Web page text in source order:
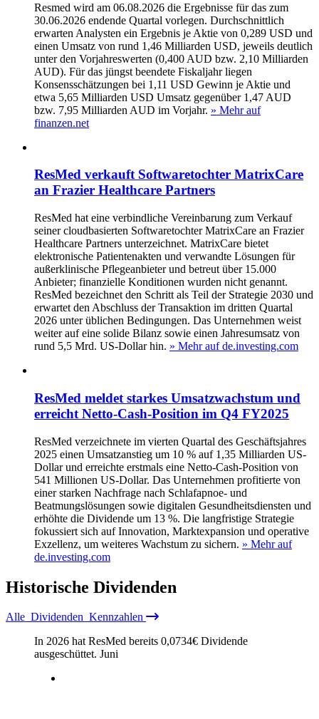
Resmed wird am 06.08.2026 die Ergebnisse für das zum
30.06.2026 endende Quartal vorlegen. Durchschnittlich
erwarten Analysten ein Ergebnis je Aktie von 0,289 USD und
einen Umsatz von rund 1,46 Milliarden USD, jeweils deutlich
unter den Vorjahreswerten (0,400 AUD bzw. 2,10 Milliarden
AUD). Für das jüngst beendete Fiskaljahr liegen
Konsensschätzungen bei 1,11 USD Gewinn je Aktie und
etwa 5,65 Milliarden USD Umsatz gegenüber 1,47 AUD
bzw. 7,95 Milliarden AUD im Vorjahr. » Mehr auf
finanzen.net
ResMed verkauft Softwaretochter MatrixCare
an Frazier Healthcare Partners
ResMed hat eine verbindliche Vereinbarung zum Verkauf
seiner cloudbasierten Softwaretochter MatrixCare an Frazier
Healthcare Partners unterzeichnet. MatrixCare bietet
elektronische Patientenakten und verwandte Lösungen für
außerklinische Pflegeanbieter und betreut über 15.000
Anbieter; finanzielle Konditionen wurden nicht genannt.
ResMed bezeichnet den Schritt als Teil der Strategie 2030 und
erwartet den Abschluss der Transaktion im dritten Quartal
2026 unter üblichen Bedingungen. Das Unternehmen weist
weiter auf eine solide Bilanz sowie einen Jahresumsatz von
rund 5,5 Mrd. US-Dollar hin. » Mehr auf de.investing.com
ResMed meldet starkes Umsatzwachstum und
erreicht Netto-Cash-Position im Q4 FY2025
ResMed verzeichnete im vierten Quartal des Geschäftsjahres
2025 einen Umsatzanstieg um 10 % auf 1,35 Milliarden US-
Dollar und erreichte erstmals eine Netto-Cash-Position von
541 Millionen US-Dollar. Das Unternehmen profitierte von
einer starken Nachfrage nach Schlafapnoe- und
Beatmungslösungen sowie digitalen Gesundheitsdiensten und
erhöhte die Dividende um 13 %. Die langfristige Strategie
fokussiert sich auf Innovation, Marktexpansion und operative
Exzellenz, um weiteres Wachstum zu sichern. » Mehr auf
de.investing.com
Historische Dividenden
Alle Dividenden Kennzahlen
In 2026 hat ResMed bereits 0,0734€ Dividende
ausgeschüttet. Juni